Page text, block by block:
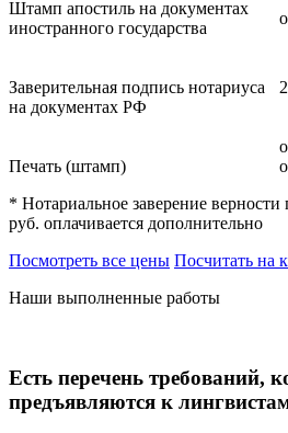
Штамп апостиль на документах
иностранного государства
Заверительная подпись нотариуса
на документах РФ
Печать (штамп)
* Нотариальное заверение верности
руб. оплачивается дополнительно
Посмотреть все цены Посчитать на
Наши выполненные работы
Есть перечень требований,
предъявляются к